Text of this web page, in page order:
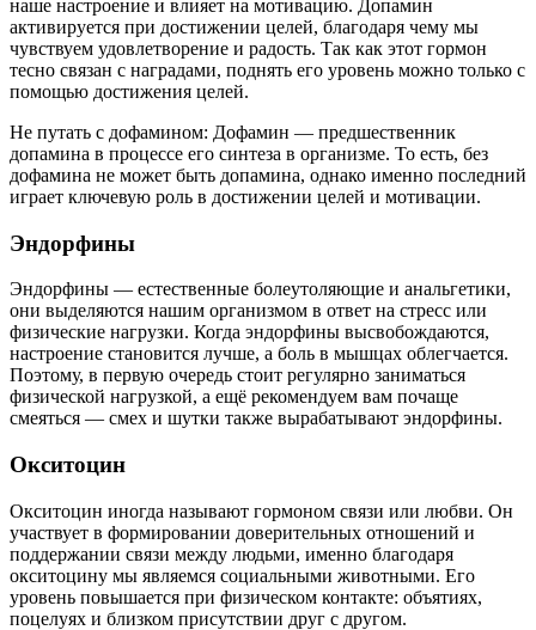
наше настроение и влияет на мотивацию. Допамин
активируется при достижении целей, благодаря чему мы
чувствуем удовлетворение и радость. Так как этот гормон
тесно связан с наградами, поднять его уровень можно только с
помощью достижения целей.
Не путать с дофамином: Дофамин — предшественник
допамина в процессе его синтеза в организме. То есть, без
дофамина не может быть допамина, однако именно последний
играет ключевую роль в достижении целей и мотивации.
Эндорфины
Эндорфины — естественные болеутоляющие и анальгетики,
они выделяются нашим организмом в ответ на стресс или
физические нагрузки. Когда эндорфины высвобождаются,
настроение становится лучше, а боль в мышцах облегчается.
Поэтому, в первую очередь стоит регулярно заниматься
физической нагрузкой, а ещё рекомендуем вам почаще
смеяться — смех и шутки также вырабатывают эндорфины.
Окситоцин
Окситоцин иногда называют гормоном связи или любви. Он
участвует в формировании доверительных отношений и
поддержании связи между людьми, именно благодаря
окситоцину мы являемся социальными животными. Его
уровень повышается при физическом контакте: объятиях,
поцелуях и близком присутствии друг с другом.